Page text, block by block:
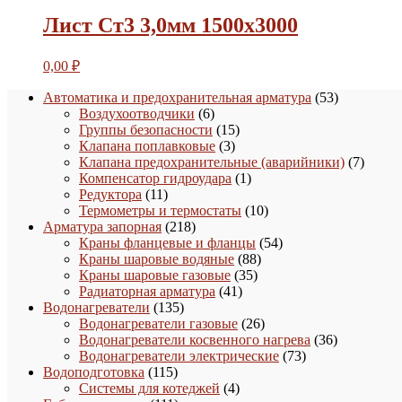
Лист Ст3 3,0мм 1500х3000
0,00 ₽
Автоматика и предохранительная арматура 5353
Воздухоотводчики 66
товаров
Группы безопасности 1515
товаров
Клапана поплавковые 33
товара
Клапана предохранительные (аварийники) 77
Компенсатор гидроудара 11
Редуктора 1111
товаров
Термометры и термостаты 1010
Арматура запорная 218218
товаров
Краны фланцевые и фланцы 5454
Краны шаровые водяные 8888
товаров
Краны шаровые газовые 3535
Радиаторная арматура 4141
Водонагреватели 135135
товаров
Водонагреватели газовые 2626
товаров
Водонагреватели косвенного нагрева 3636
Водонагреватели электрические 7373
Водоподготовка 115115
товаров
Системы для котеджей 44